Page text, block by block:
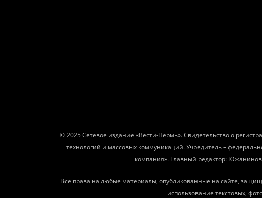
© 2025 Сетевое издание «Вести-Пермь». Свидетельство о
технологий и массовых коммуникаций. Учредитель –
компания». Главный редактор:
Все права на любые материалы, опубликованные на сайте,
использование текстовых,